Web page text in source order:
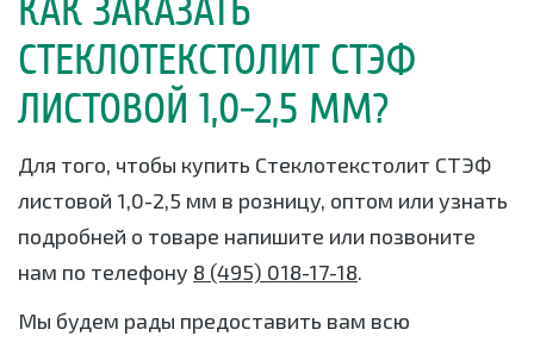
КАК ЗАКАЗАТЬ
СТЕКЛОТЕКСТОЛИТ СТЭФ
ЛИСТОВОЙ 1,0-2,5 ММ?
Для того, чтобы купить Стеклотекстолит СТЭФ
листовой 1,0-2,5 мм в розницу, оптом или узнать
подробней о товаре напишите или позвоните
нам по телефону 8 (495) 018-17-18.
Мы будем рады предоставить вам всю